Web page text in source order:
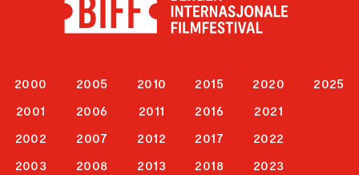
2000
2001
2002
2003
2005
2006
2007
2008
2010
2011
2012
2013
2015
2016
2017
2018
2020
2021
2022
2023
2025